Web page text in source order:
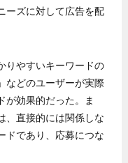
ーズに対して広告を配
りやすいキーワードの
などのユーザーが実際
が効果的だった。ま
、直接的には関係しな
ドであり、応募につな